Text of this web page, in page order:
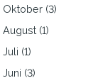
Oktober (3)
August (1)
Juli (1)
Juni (3)